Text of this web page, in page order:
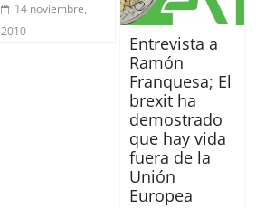
14 noviembre,
2010
Entrevista a
Ramón
Franquesa; El
brexit ha
demostrado
que hay vida
fuera de la
Unión
Europea